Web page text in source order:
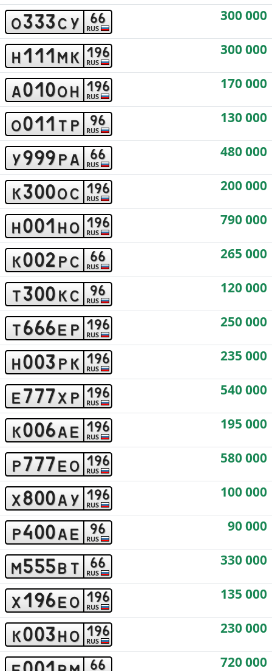
o333c y 66
RUS
300 000
h111mk 196
RUS
300 000
a010oh 196
RUS
170 000
o011t p 96
RUS
130 000
y999pa 66
RUS
480 000
k300oc 196
RUS
200 000
h001ho 196
RUS
790 000
k002pc 66
RUS
265 000
t300kc 96
RUS
120 000
t666e p 196
RUS
250 000
h003 p k 196
RUS
235 000
e777x p 196
RUS
540 000
k006ae 196
RUS
195 000
p777eo 196
RUS
580 000
x800a y 196
RUS
100 000
p400ae 96
RUS
90 000
m555b t 66
RUS
330 000
x196eo 196
RUS
135 000
k003ho 196
RUS
230 000
66 720 000